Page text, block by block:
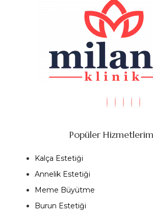
Popüler
Kalça Estetiği
Annelik Estetiği
Meme Büyütme
Burun Estetiği